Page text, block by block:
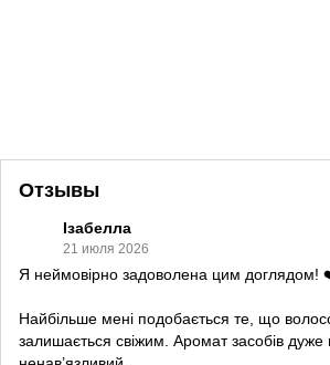
Отзывы
Ізабелла
21 июля 2026
Я неймовірно задоволена цим доглядом!
Найбільше мені подобається те, що
залишається свіжим. Аромат засобів дуже